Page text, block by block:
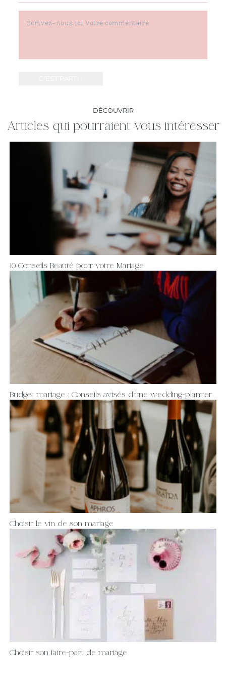
DÉCOUVRIR
Articles qui pourraient vous intéresser
10 Conseils Beauté pour votre Mariage
Budget mariage : Conseils avisés d’une wedding-planner
Choisir le vin de son mariage
Choisir son faire-part de mariage